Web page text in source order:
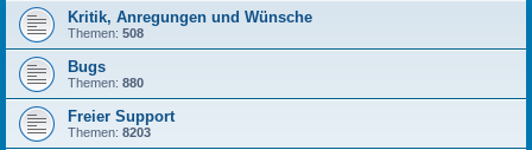
Kritik, Anregungen und Wünsche
Themen: 508
Bugs
Themen: 880
Freier Support
Themen: 8203